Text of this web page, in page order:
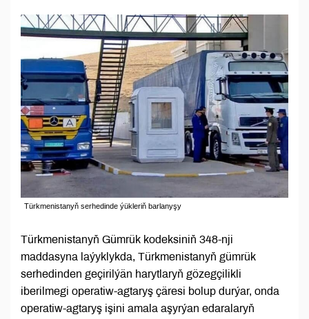
Türkmenistanyň serhedinde ýükleriň barlanyşy
Türkmenistanyň Gümrük kodeksiniň 348-nji
maddasyna laýyklykda, Türkmenistanyň gümrük
serhedinden geçirilýän harytlaryň gözegçilikli
iberilmegi operatiw-agtaryş çäresi bolup durýar, onda
operatiw-agtaryş işini amala aşyrýan edaralaryň